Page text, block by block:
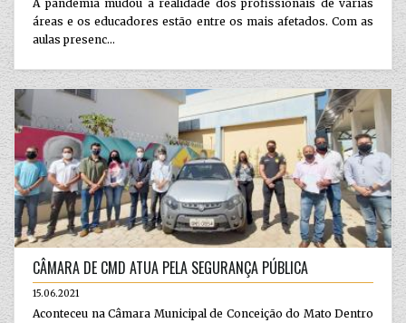
A pandemia mudou a realidade dos profissionais de várias
áreas e os educadores estão entre os mais afetados. Com as
aulas presenc...
CÂMARA DE CMD ATUA PELA SEGURANÇA PÚBLICA
15.06.2021
Aconteceu na Câmara Municipal de Conceição do Mato Dentro